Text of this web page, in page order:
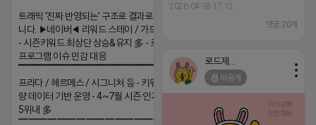
2026-04-18 17:12
댓글:20개
트래픽 ‘진짜 반영되는’ 구조로 결과로 보여드립
니다. ▶네이버◀ 리워드 스테이 / 가드 / 자몽 등
- 시즌키워드 최상단 상승&유지 多 - 로직변화,
프로그램 이슈 민감 대응
▔▔▔▔▔▔▔▔▔▔▔▔▔▔▔▔▔▔ ▶쿠팡◀
프라다 / 헤르메스 / 시그니처 등 - 키워드 검색
량 데이터 기반 운영 - 4~7월 시즌 인기 키워드
5위내 多
비공개